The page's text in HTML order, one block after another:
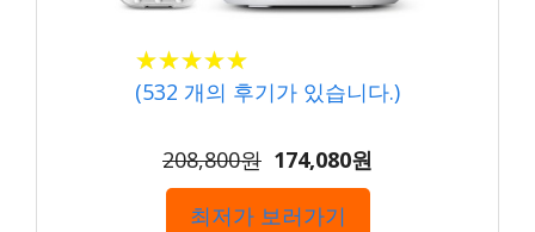
★★★★★
★★★★★
(532 개의 후기가 있습니다.)
208,800원 174,080원
최저가 보러가기